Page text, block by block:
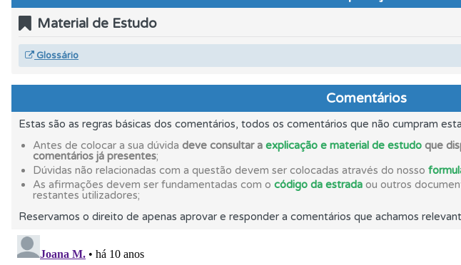
Perfil O Índice Bom Condutor dá-lhe uma ideia da sua preparação para o exame.
Testemunhos Veja os testemunhos dos nossos utilizadores e deixe o seu!
Use os atalhos de teclado para responder aos testes mais rapidamente.
Testes O teste "Erradas" apresenta-lhe questões que errou e não voltou a
Consulte a biblioteca para tirar dúvidas e ver resumos do código.
Material de Estudo
Glossário
Comentários
Estas são as regras básicas dos comentários, todos os comentários que não cumpram
Antes de colocar a sua dúvida deve consultar a explicação e material de estudo que
comentários já presentes;
Dúvidas não relacionadas com a questão devem ser colocadas através do nosso
As afirmações devem ser fundamentadas com o código da estrada ou outros
restantes utilizadores;
Reservamos o direito de apenas aprovar e responder a comentários que achamos